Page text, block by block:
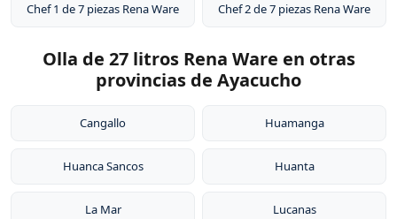
Chef 1 de 7 piezas Rena Ware Chef 2 de 7 piezas Rena Ware
Olla de 27 litros Rena Ware en otras
provincias de Ayacucho
Cangallo Huamanga
Huanca Sancos Huanta
La Mar Lucanas